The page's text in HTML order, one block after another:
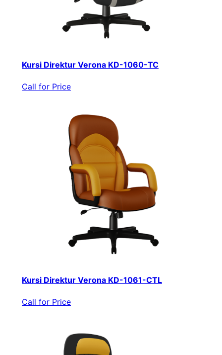
Kursi Direktur Verona KD-1060-TC
Call for Price
Kursi Direktur Verona KD-1061-CTL
Call for Price